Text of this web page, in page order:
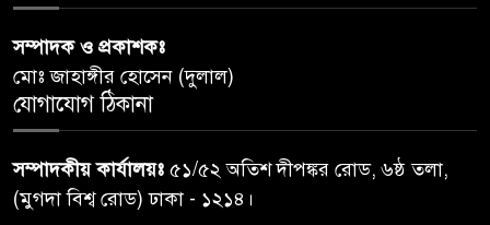
ঝড়বৃষ্টির পূর্বাভাস
৬
অনুশ্রীর, মিলল হারমোনিয়াম
উপহার
৭
সম্পাদক ও প্রকাশকঃ
মোঃ জাহাঙ্গীর হোসেন (দুলাল)
যোগাযোগ ঠিকানা
সম্পাদকীয় কার্যালয়ঃ ৫১/৫২ অতিশ দীপঙ্কর রোড, ৬ষ্ঠ তলা,
(মুগদা বিশ্ব রোড) ঢাকা - ১২১৪।